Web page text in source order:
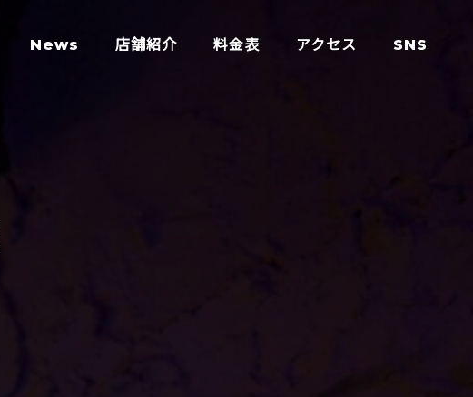
News 店舗紹介 料金表 アクセス SNS